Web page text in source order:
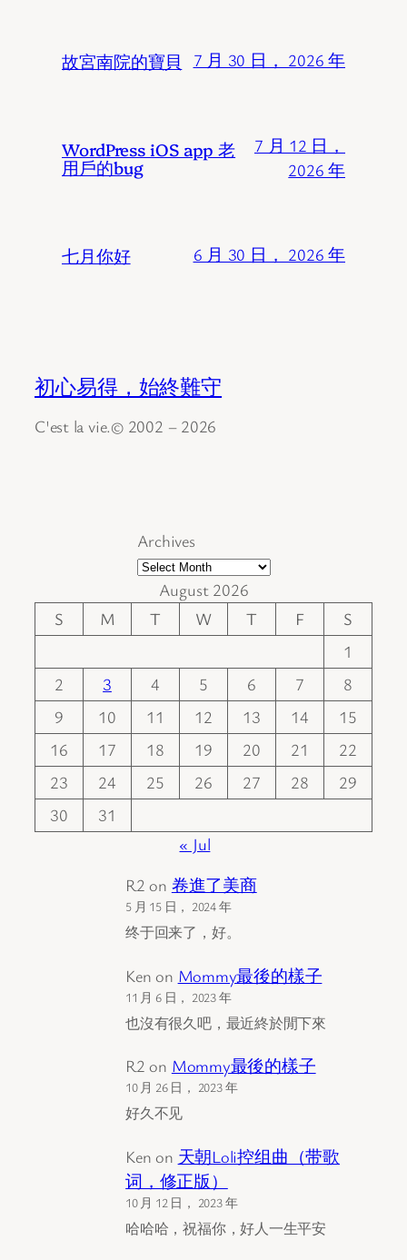
故宮南院的寶貝 7 月 30 日， 2026 年
WordPress iOS app 老
用戶的bug
7 月 12 日，
2026 年
七月你好 6 月 30 日， 2026 年
初心易得，始終難守
C'est la vie.© 2002 – 2026
Archives
August 2026
S
M T W T F
S
1
2
3 4 5 6 7
8
9
10 11 12 13 14
15
16
17 18 19 20 21
22
23
24 25 26 27 28
29
30
31
« Jul
R2 on 卷進了美商
5 月 15 日， 2024 年
终于回来了，好。
Ken on Mommy最後的樣子
11 月 6 日， 2023 年
也沒有很久吧，最近終於閒下來
R2 on Mommy最後的樣子
10 月 26 日， 2023 年
好久不见
Ken on 天朝Loli控组曲（带歌
词，修正版）
10 月 12 日， 2023 年
哈哈哈，祝福你，好人一生平安